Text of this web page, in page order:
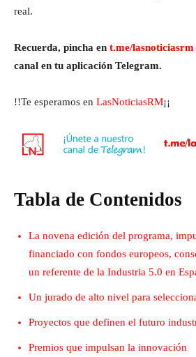
real.
Recuerda, pincha en t.me/lasnoticiasrm
canal en tu aplicación Telegram.
!!Te esperamos en LasNoticiasRM¡¡
Tabla de Contenidos
La novena edición del programa,
financiado con fondos europeos,
un referente de la Industria 5.0 en
Un jurado de alto nivel para
Proyectos que definen el futuro
Premios que impulsan la innovación